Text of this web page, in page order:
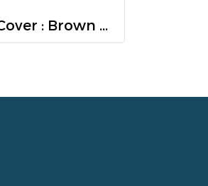
Book Cover : Brown น้ำตาล / Folio / ปกหนังสือกันน้ำ ผลิตจากกระดาษทำความสะอาดได้